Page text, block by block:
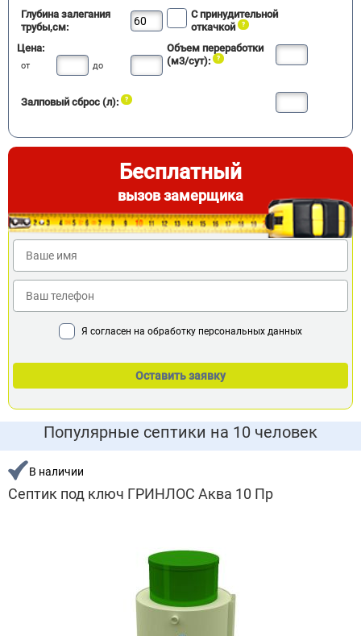
Глубина залегания
трубы,см:
С принудительной
откачкой
Цена:
от до
Объем переработки
(м3/сут):
Залповый сброс (л):
Бесплатный
вызов замерщика
Я согласен на обработку персональных данных
Популярные септики на 10 человек
В наличии
Септик под ключ ГРИНЛОС Аква 10 Пр